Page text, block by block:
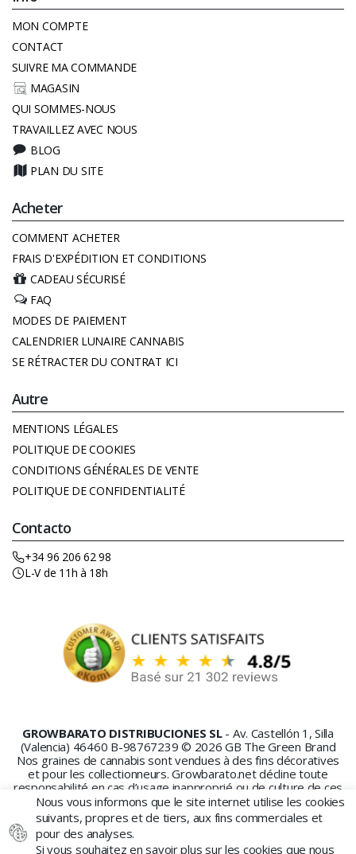
MON COMPTE
CONTACT
SUIVRE MA COMMANDE
MAGASIN
QUI SOMMES-NOUS
TRAVAILLEZ AVEC NOUS
BLOG
PLAN DU SITE
Acheter
COMMENT ACHETER
FRAIS D'EXPÉDITION ET CONDITIONS
CADEAU SÉCURISÉ
FAQ
MODES DE PAIEMENT
CALENDRIER LUNAIRE CANNABIS
SE RÉTRACTER DU CONTRAT ICI
Autre
MENTIONS LÉGALES
POLITIQUE DE COOKIES
CONDITIONS GÉNÉRALES DE VENTE
POLITIQUE DE CONFIDENTIALITÉ
Contacto
+34 96 206 62 98
L-V de 11h à 18h
GROWBARATO DISTRIBUCIONES SL - Av. Castellón 1, Silla
(Valencia) 46460 B-98767239 © 2026 GB The Green Brand
Nos graines de cannabis sont vendues à des fins décoratives
et pour les collectionneurs. Growbarato.net décline toute
responsabilité en cas d’usage inapproprié ou de culture de ces
graines.
Nous vous informons que le site internet utilise les cookies
suivants, propres et de tiers, aux fins commerciales et
pour des analyses.
Si vous souhaitez en savoir plus sur les cookies que nous